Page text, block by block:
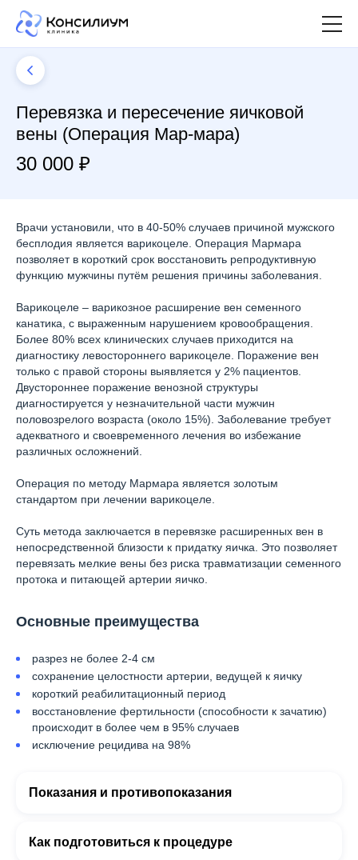
Перевязка и пересечение яичковой
вены (Операция Мар-мара)
30 000 ₽
Врачи установили, что в 40-50% случаев причиной мужского
бесплодия является варикоцеле. Операция Мармара
позволяет в короткий срок восстановить репродуктивную
функцию мужчины путём решения причины заболевания.
Варикоцеле – варикозное расширение вен семенного
канатика, с выраженным нарушением кровообращения.
Более 80% всех клинических случаев приходится на
диагностику левостороннего варикоцеле. Поражение вен
только с правой стороны выявляется у 2% пациентов.
Двустороннее поражение венозной структуры
диагностируется у незначительной части мужчин
половозрелого возраста (около 15%). Заболевание требует
адекватного и своевременного лечения во избежание
различных осложнений.
Операция по методу Мармара является золотым
стандартом при лечении варикоцеле.
Суть метода заключается в перевязке расширенных вен в
непосредственной близости к придатку яичка. Это позволяет
перевязать мелкие вены без риска травматизации семенного
протока и питающей артерии яичко.
Основные преимущества
разрез не более 2-4 см
сохранение целостности артерии, ведущей к яичку
короткий реабилитационный период
восстановление фертильности (способности к зачатию)
происходит в более чем в 95% случаев
исключение рецидива на 98%
Показания и противопоказания
Как подготовиться к процедуре